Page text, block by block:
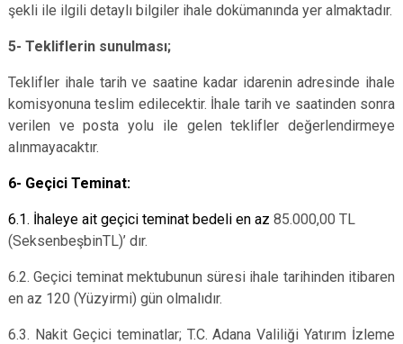
şekli ile ilgili detaylı bilgiler ihale dokümanında yer almaktadır.
5- Tekliflerin sunulması;
Teklifler ihale tarih ve saatine kadar idarenin adresinde ihale
komisyonuna teslim edilecektir. İhale tarih ve saatinden sonra
verilen ve posta yolu ile gelen teklifler değerlendirmeye
alınmayacaktır.
6- Geçici Teminat:
6.1. İhaleye ait geçici teminat bedeli en az 85.000,00 TL
(SeksenbeşbinTL)’ dır.
6.2. Geçici teminat mektubunun süresi ihale tarihinden itibaren
en az 120 (Yüzyirmi) gün olmalıdır.
6.3. Nakit Geçici teminatlar; T.C. Adana Valiliği Yatırım İzleme